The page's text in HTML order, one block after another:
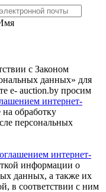
с Законом
данных» для
e- auction.by просим
интернет-
на обработку
персональных
интернет-
информации о
данных, а также их
в соответствии с ним